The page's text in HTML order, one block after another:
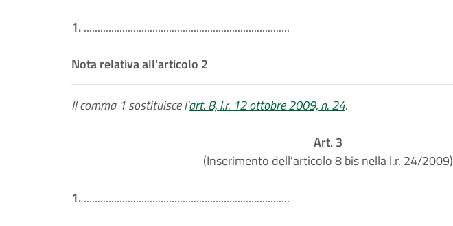
1............................................................................
Nota relativa all'articolo 2
Il comma 1 sostituisce l'art. 8, l.r. 12 ottobre 2009, n. 24.
Art. 3
(Inserimento dell’articolo 8 bis nella l.r. 24/2009)
1............................................................................